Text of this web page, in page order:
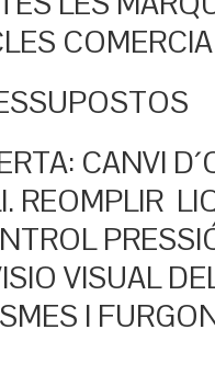
CANVI
REOMPLIR
VISUAL
I